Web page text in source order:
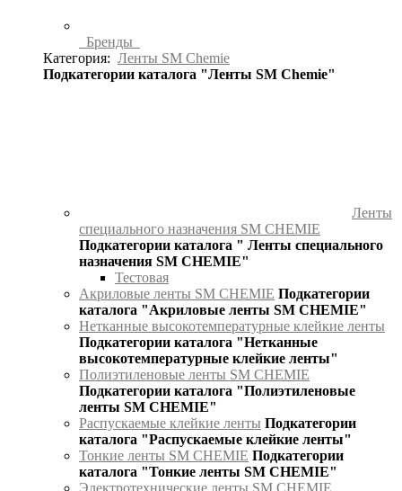
Бренды
Категория: Ленты SM Chemie
Подкатегории каталога "Ленты SM Chemie"
Ленты
специального назначения SM CHEMIE
Подкатегории каталога " Ленты специального
назначения SM CHEMIE"
Тестовая
Акриловые ленты SM CHEMIE Подкатегории
каталога "Акриловые ленты SM CHEMIE"
Нетканные высокотемпературные клейкие ленты
Подкатегории каталога "Нетканные
высокотемпературные клейкие ленты"
Полиэтиленовые ленты SM CHEMIE
Подкатегории каталога "Полиэтиленовые
ленты SM CHEMIE"
Распускаемые клейкие ленты Подкатегории
каталога "Распускаемые клейкие ленты"
Тонкие ленты SM CHEMIE Подкатегории
каталога "Тонкие ленты SM CHEMIE"
Электротехнические ленты SM CHEMIE